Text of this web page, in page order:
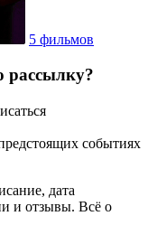
5 фильмов
рассылку?
событиях
дата
и отзывы. Всё о